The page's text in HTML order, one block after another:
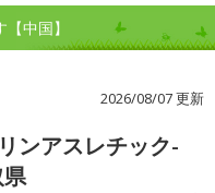
中国】
2026/08/07 更新
ンアスレチック-